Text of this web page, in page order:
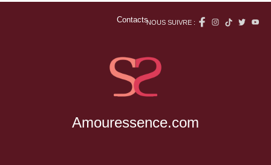
Contacts
Amouressence.com
NOUS SUIVRE :